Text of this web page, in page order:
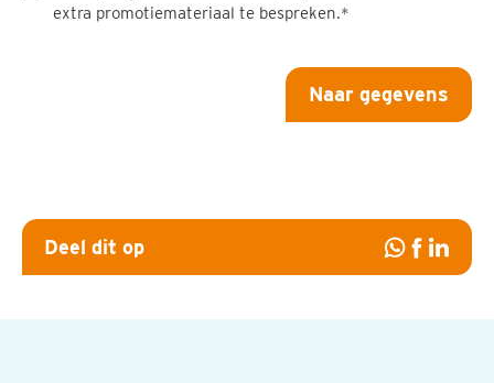
extra promotiemateriaal te bespreken.*
Deel dit op
DeelDeel
Deel